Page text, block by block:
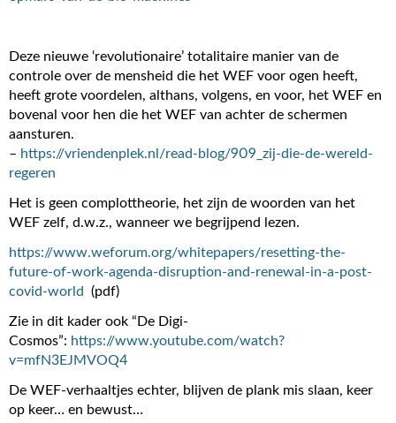
Deze nieuwe ‘revolutionaire’ totalitaire manier van de
controle over de mensheid die het WEF voor ogen heeft,
heeft grote voordelen, althans, volgens, en voor, het WEF en
bovenal voor hen die het WEF van achter de schermen
aansturen.
– https://vriendenplek.nl/read-blog/909_zij-die-de-wereld-
regeren
Het is geen complottheorie, het zijn de woorden van het
WEF zelf, d.w.z., wanneer we begrijpend lezen.
https://www.weforum.org/whitepapers/resetting-the-
future-of-work-agenda-disruption-and-renewal-in-a-post-
covid-world
(pdf)
Zie in dit kader ook “De Digi-
Cosmos”: https://www.youtube.com/watch?
v=mfN3EJMVOQ4
De WEF-verhaaltjes echter, blijven de plank mis slaan, keer
op keer… en bewust…